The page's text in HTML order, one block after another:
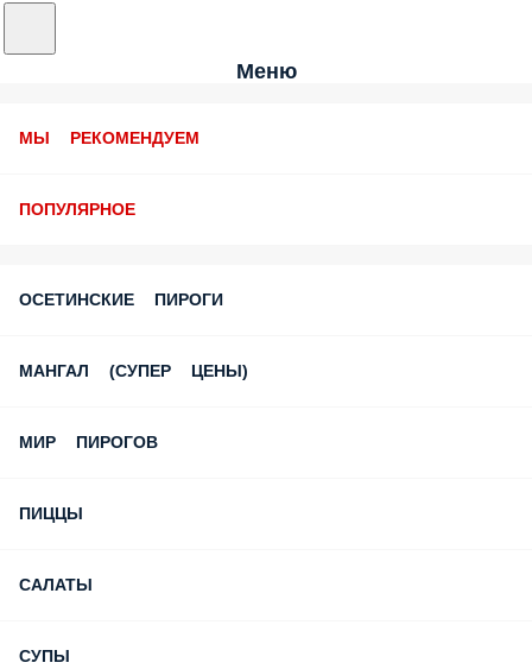
Меню
МЫ РЕКОМЕНДУЕМ
ПОПУЛЯРНОЕ
ОСЕТИНСКИЕ ПИРОГИ
МАНГАЛ (СУПЕР ЦЕНЫ)
МИР ПИРОГОВ
ПИЦЦЫ
САЛАТЫ
СУПЫ